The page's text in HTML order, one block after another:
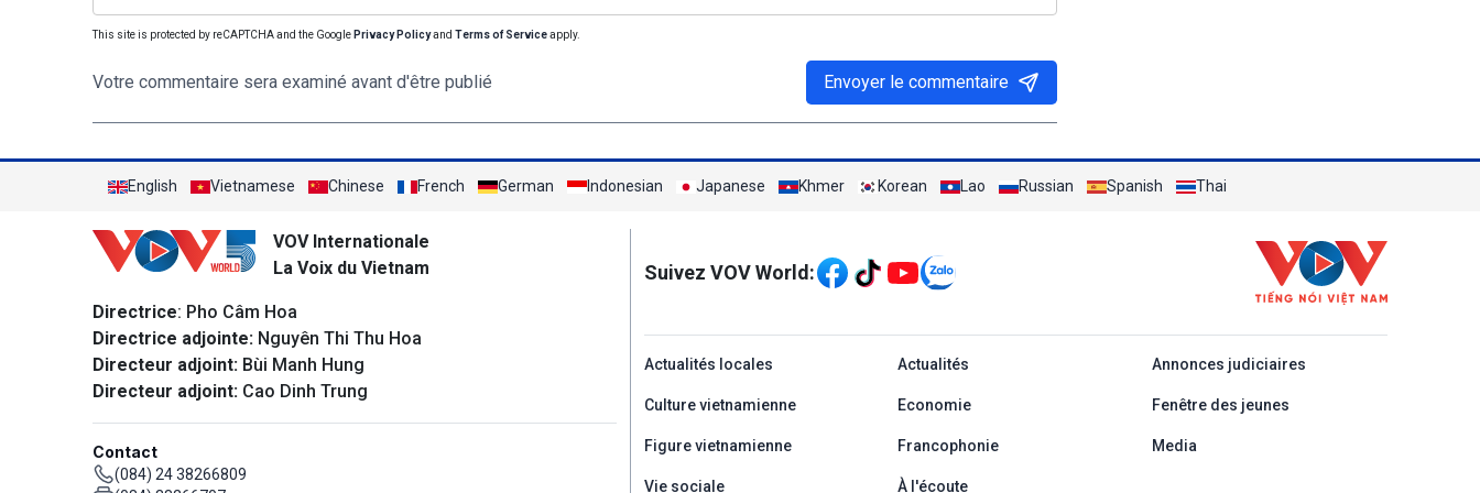
This site is protected by reCAPTCHA and the Google Privacy Policyand Terms of Serviceapply.
Votre commentaire sera examiné avant d'être publié Envoyer le commentaire
English Vietnamese Chinese French German Indonesian Japanese Khmer Korean Lao Russian Spanish Thai
VOV Internationale
La Voix du Vietnam
Directrice: Pho Câm Hoa
Directrice adjointe: Nguyên Thi Thu Hoa
Directeur adjoint: Bùi Manh Hung
Directeur adjoint: Cao Dinh Trung
Contact
(084) 24 38266809
Mạng xã hội
Suivez VOV World:
menu footer tiếng Pháp
Actualités locales Actualités Annonces judiciaires
Culture vietnamienne Economie Fenêtre des jeunes
Figure vietnamienne Francophonie Media
Vie sociale À l'écoute